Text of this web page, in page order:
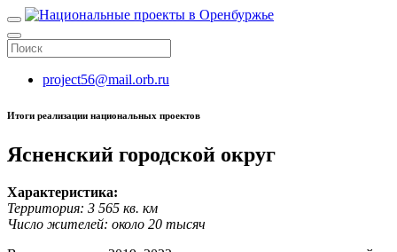
project56@mail.orb.ru
Итоги реализации национальных проектов
Ясненский городской округ
Характеристика:
Территория: 3 565 кв. км
Число жителей: около 20 тысяч